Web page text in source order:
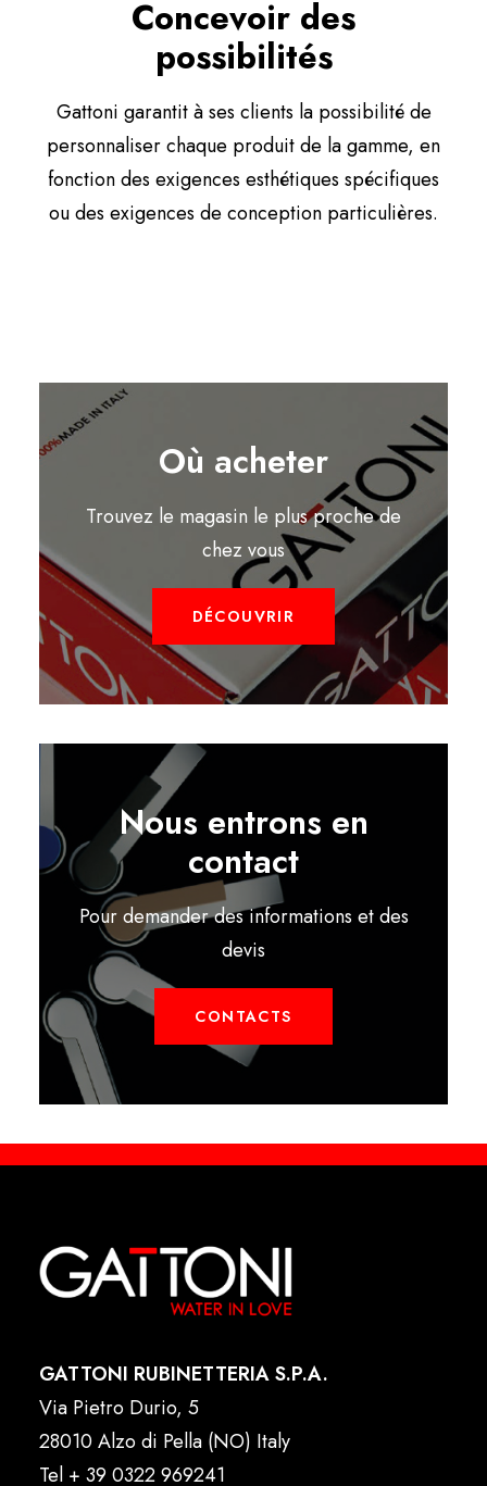
Concevoir des
possibilités
Gattoni garantit à ses clients la possibilité de
personnaliser chaque produit de la gamme, en
fonction des exigences esthétiques spécifiques
ou des exigences de conception particulières.
Où acheter
Trouvez le magasin le plus proche de
chez vous
DÉCOUVRIR
Nous entrons en
contact
Pour demander des informations et des
devis
CONTACTS
GATTONI RUBINETTERIA S.P.A.
Via Pietro Durio, 5
28010 Alzo di Pella (NO) Italy
Tel + 39 0322 969241